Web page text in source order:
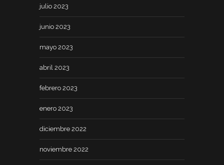
julio 2023
junio 2023
mayo 2023
abril 2023
febrero 2023
enero 2023
diciembre 2022
noviembre 2022